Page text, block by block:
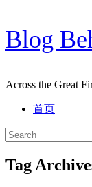
Skip
to
content
Blog
Across the Great
首页
Search
for:
Tag